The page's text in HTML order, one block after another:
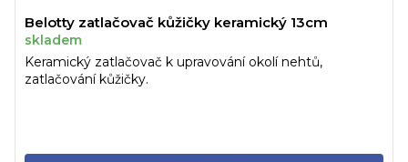
Belotty zatlačovač kůžičky keramický 13cm
skladem
Keramický zatlačovač k upravování okolí nehtů,
zatlačování kůžičky.